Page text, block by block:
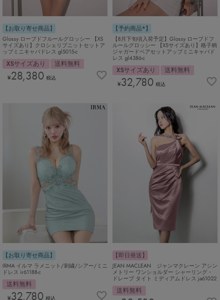
【お取り寄せ商品】
Glossy ローブドフルールグロッシー 【XS
サイズあり】クロシェリブニットセットア
ップミニキャバドレス gl5015-c
XSサイズあり 送料無料
¥28,380 税込
【予約商品*】
【8月下旬頃入荷予定】Glossy ローブドフ
ルールグロッシー 【XSサイズあり】格子柄
ジャガードベアセットアップミニキャバド
レス gl4386-c
XSサイズあり 送料無料
¥32,780 税込
【お取り寄せ商品】
IRMA イルマ ラメニット/刺繍/シアー/ミニ
ドレス ir61188-c
送料無料
¥32,780 税込
【即日発送】
JEAN MACLEAN ジャンマクレーン アシン
メトリー ワンショルダー シャーリング・
ドレープ タイト ミディアムドレス ja61022
送料無料